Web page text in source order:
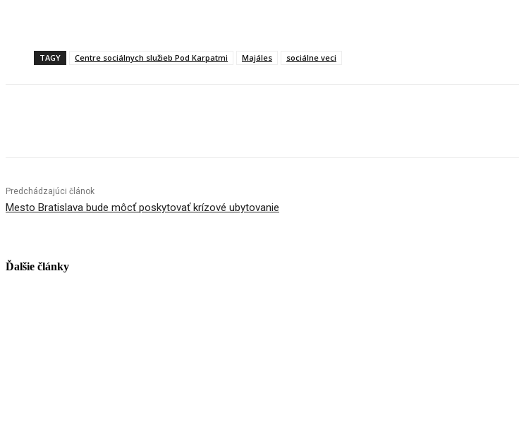
TAGY Centre sociálnych služieb Pod Karpatmi Majáles sociálne veci
Predchádzajúci článok
Mesto Bratislava bude môcť poskytovať krízové ubytovanie
Ďalšie články